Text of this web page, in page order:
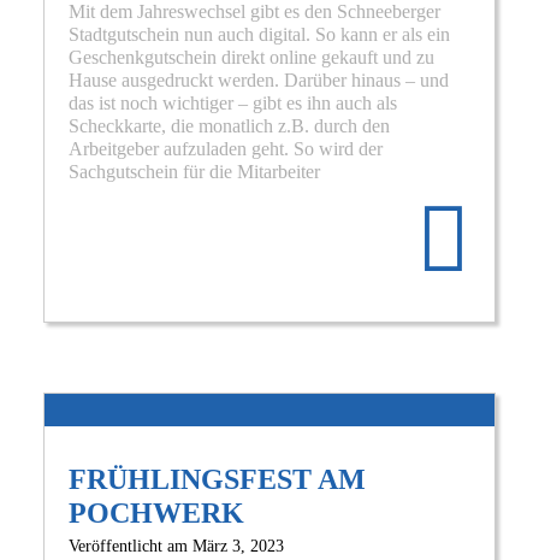
Mit dem Jahreswechsel gibt es den Schneeberger
Stadtgutschein nun auch digital. So kann er als ein
Geschenkgutschein direkt online gekauft und zu
Hause ausgedruckt werden. Darüber hinaus – und
das ist noch wichtiger – gibt es ihn auch als
Scheckkarte, die monatlich z.B. durch den
Arbeitgeber aufzuladen geht. So wird der
Sachgutschein für die Mitarbeiter
FRÜHLINGSFEST AM
POCHWERK
Veröffentlicht am März 3, 2023